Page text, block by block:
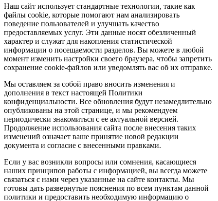
Наш сайт использует стандартные технологии, такие как
файлы cookie, которые помогают нам анализировать
поведение пользователей и улучшать качество
предоставляемых услуг. Эти данные носят обезличенный
характер и служат для накопления статистической
информации о посещаемости разделов. Вы можете в любой
момент изменить настройки своего браузера, чтобы запретить
сохранение cookie-файлов или уведомлять вас об их отправке.
Мы оставляем за собой право вносить изменения и
дополнения в текст настоящей Политики
конфиденциальности. Все обновления будут незамедлительно
опубликованы на этой странице, и мы рекомендуем
периодически знакомиться с ее актуальной версией.
Продолжение использования сайта после внесения таких
изменений означает ваше принятие новой редакции
документа и согласие с внесенными правками.
Если у вас возникли вопросы или сомнения, касающиеся
наших принципов работы с информацией, вы всегда можете
связаться с нами через указанные на сайте контакты. Мы
готовы дать развернутые пояснения по всем пунктам данной
политики и предоставить необходимую информацию о